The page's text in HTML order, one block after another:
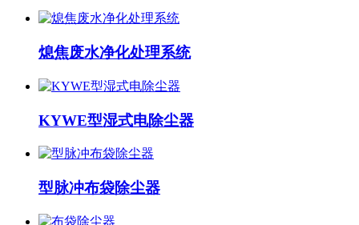
熄焦废水净化处理系统
KYWE型湿式电除尘器
型脉冲布袋除尘器